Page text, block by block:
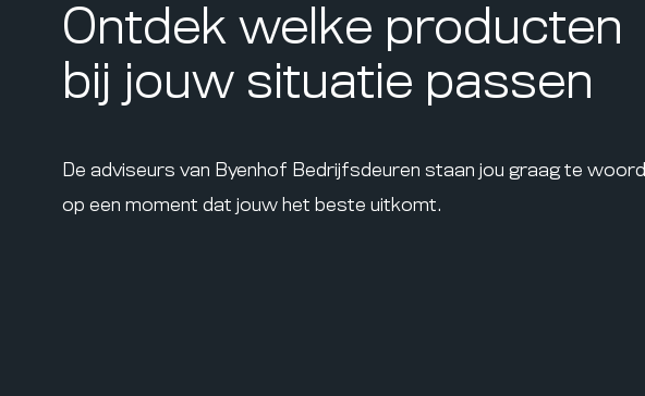
Ontdek welke producten
bij jouw situatie passen
De adviseurs van Byenhof Bedrijfsdeuren staan jou graag te woord
op een moment dat jouw het beste uitkomt.